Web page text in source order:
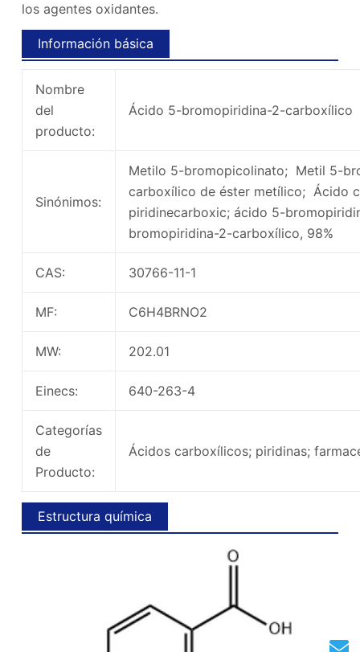
los agentes oxidantes.
Información básica
Nombre
del
producto:
Ácido 5-bromopiridina-2-carboxílico
Sinónimos:
Metilo 5-bromopicolinato; Metil 5-
carboxílico de éster metílico; Ácido
piridinecarboxic; ácido 5-
bromopiridina-2-carboxílico, 98%
CAS: 30766-11-1
MF: C6H4BRNO2
MW: 202.01
Einecs: 640-263-4
Categorías
de
Producto:
Ácidos carboxílicos; piridinas;
Estructura química